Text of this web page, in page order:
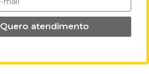
Quero atendimento